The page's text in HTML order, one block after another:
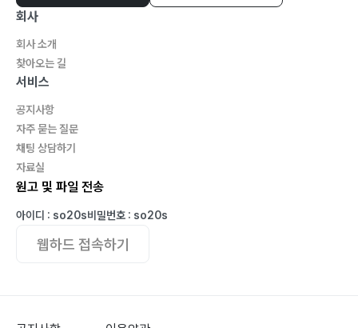
회사
회사 소개
찾아오는 길
서비스
공지사항
자주 묻는 질문
채팅 상담하기
자료실
원고 및 파일 전송
아이디 : so20s비밀번호 : so20s
웹하드 접속하기